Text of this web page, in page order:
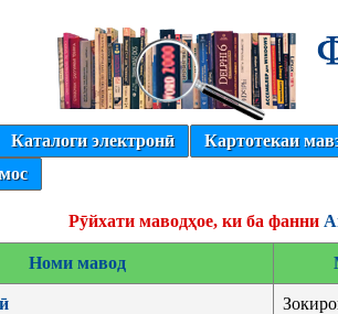
Каталоги электронӣ
Картотекаи
Рӯйхати маводҳое, ки ба фанни
Номи мавод